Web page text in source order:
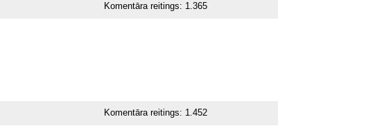
Komentāra reitings: 1.365
Komentāra reitings: 1.452